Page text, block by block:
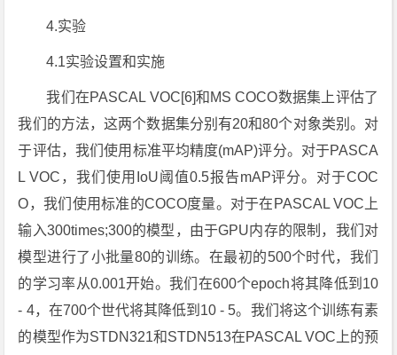
4.实验
4.1实验设置和实施
我们在PASCAL VOC[6]和MS COCO数据集上评估了
我们的方法，这两个数据集分别有20和80个对象类别。对
于评估，我们使用标准平均精度(mAP)评分。对于PASCA
L VOC，我们使用IoU阈值0.5报告mAP评分。对于COC
O，我们使用标准的COCO度量。对于在PASCAL VOC上
输入300times;300的模型，由于GPU内存的限制，我们对
模型进行了小批量80的训练。在最初的500个时代，我们
的学习率从0.001开始。我们在600个epoch将其降低到10
- 4，在700个世代将其降低到10 - 5。我们将这个训练有素
的模型作为STDN321和STDN513在PASCAL VOC上的预